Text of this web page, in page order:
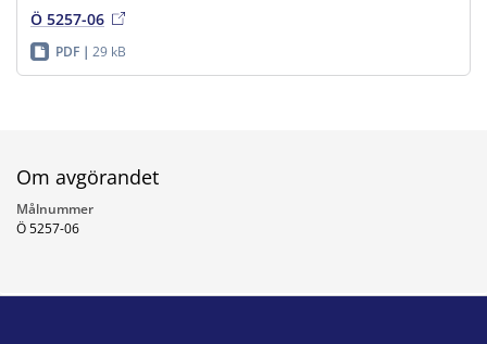
Ö 5257-06
PDF 29 kB
Om avgörandet
Målnummer
Ö 5257-06